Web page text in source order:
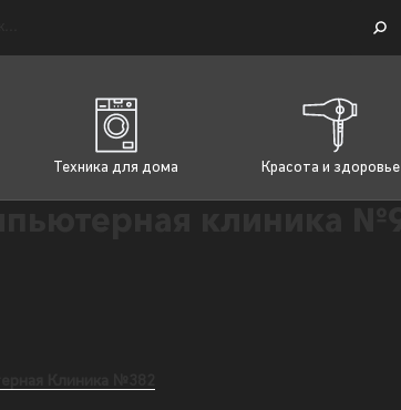
Техника для дома Красота и здоровье